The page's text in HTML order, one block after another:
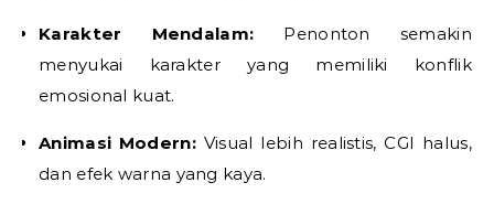
Karakter Mendalam: Penonton semakin
menyukai karakter yang memiliki konflik
emosional kuat.
Animasi Modern: Visual lebih realistis, CGI halus,
dan efek warna yang kaya.